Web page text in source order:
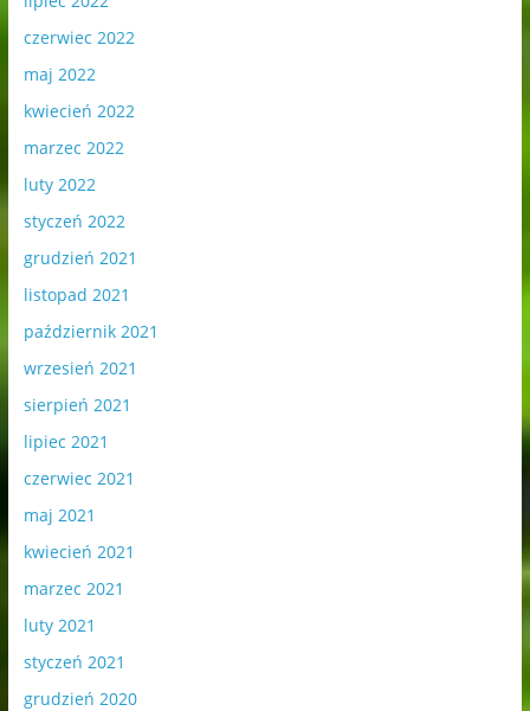
czerwiec 2022
maj 2022
kwiecień 2022
marzec 2022
luty 2022
styczeń 2022
grudzień 2021
listopad 2021
październik 2021
wrzesień 2021
sierpień 2021
lipiec 2021
czerwiec 2021
maj 2021
kwiecień 2021
marzec 2021
luty 2021
styczeń 2021
grudzień 2020